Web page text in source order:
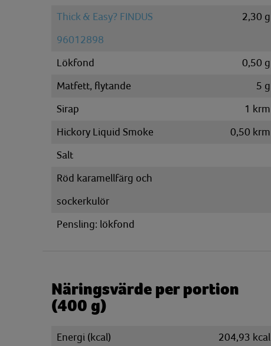
Thick & Easy? FINDUS
96012898
2,30 g
Lökfond 0,50 g
Matfett, flytande
5 g
Sirap
1 krm
Hickory Liquid Smoke
0,50 krm
Salt
Röd karamellfärg och
sockerkulör
Pensling: lökfond
Näringsvärde per portion
(400 g)
Energi (kcal)
204,93 kcal